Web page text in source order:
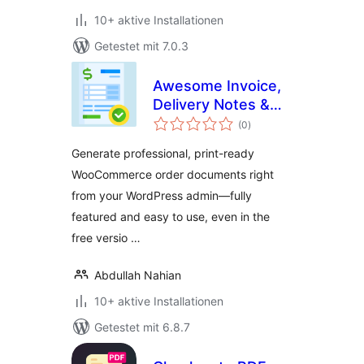
10+ aktive Installationen
Getestet mit 7.0.3
Awesome Invoice,
Delivery Notes &
Packing Slips
(0Bewertungen
insgesamt
)
Generate professional, print-ready
WooCommerce order documents right
from your WordPress admin—fully
featured and easy to use, even in the
free versio …
Abdullah Nahian
10+ aktive Installationen
Getestet mit 6.8.7